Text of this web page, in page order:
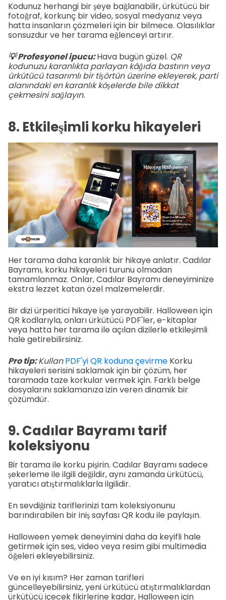
Kodunuz herhangi bir şeye bağlanabilir, ürkütücü bir
fotoğraf, korkunç bir video, sosyal medyanız veya
hatta insanların çözmeleri için bir bilmece. Olasılıklar
sonsuzdur ve her tarama eğlenceyi artırır.
💡 Profesyonel ipucu:Hava bugün güzel. QR
kodunuzu karanlıkta parlayan kâğıda bastırın veya
ürkütücü tasarımlı bir tişörtün üzerine ekleyerek, parti
alanındaki en karanlık köşelerde bile dikkat
çekmesini sağlayın.
8. Etkileşimli korku hikayeleri
Her tarama daha karanlık bir hikaye anlatır. Cadılar
Bayramı, korku hikayeleri turunu olmadan
tamamlanmaz. Onlar, Cadılar Bayramı deneyiminize
ekstra lezzet katan özel malzemelerdir.
Bir dizi ürperitici hikaye işe yarayabilir. Halloween için
QR kodlarıyla, onları ürkütücü PDF'ler, e-kitaplar
veya hatta her tarama ile açılan dizilerle etkileşimli
hale getirebilirsiniz.
Pro tip:KullanPDF'yi QR koduna çevirme Korku
hikayeleri serisini saklamak için bir çözüm, her
taramada taze korkular vermek için. Farklı belge
dosyalarını saklamanıza izin veren dinamik bir
çözümdür.
9. Cadılar Bayramı tarif
koleksiyonu
Bir tarama ile korku pişirin. Cadılar Bayramı sadece
şekerleme ile ilgili değildir, aynı zamanda ürkütücü,
yaratıcı atıştırmalıklarla ilgilidir.
En sevdiğiniz tariflerinizi tam koleksiyonunu
barındırabilen bir iniş sayfası QR kodu ile paylaşın.
Halloween yemek deneyimini daha da keyifli hale
getirmek için ses, video veya resim gibi multimedia
öğeleri ekleyebilirsiniz.
Ve en iyi kısım? Her zaman tarifleri
güncelleyebilirsiniz, yeni ürkütücü atıştırmalıklardan
ürkütücü içecek fikirlerine kadar, Halloween için